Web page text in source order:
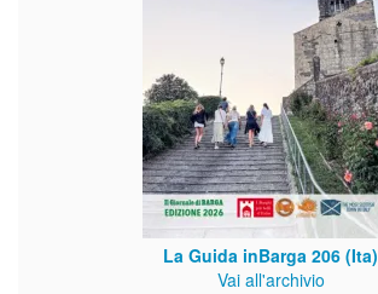
La Guida inBarga 206 (Ita)
Vai all'archivio